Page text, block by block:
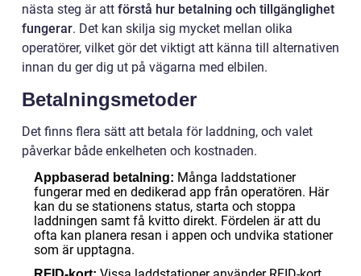
nästa steg är att förstå hur betalning och tillgänglighet
fungerar. Det kan skilja sig mycket mellan olika
operatörer, vilket gör det viktigt att känna till alternativen
innan du ger dig ut på vägarna med elbilen.
Betalningsmetoder
Det finns flera sätt att betala för laddning, och valet
påverkar både enkelheten och kostnaden.
Appbaserad betalning: Många laddstationer
fungerar med en dedikerad app från operatören. Här
kan du se stationens status, starta och stoppa
laddningen samt få kvitto direkt. Fördelen är att du
ofta kan planera resan i appen och undvika stationer
som är upptagna.